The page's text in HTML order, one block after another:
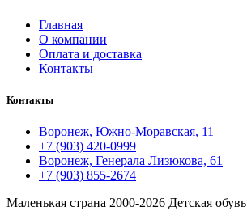
Главная
О компании
Оплата и доставка
Контакты
Контакты
Воронеж, Южно-Моравская, 11
+7 (903) 420-0999
Воронеж, Генерала Лизюкова, 61
+7 (903) 855-2674
Маленькая страна 2000-2026 Детская обувь